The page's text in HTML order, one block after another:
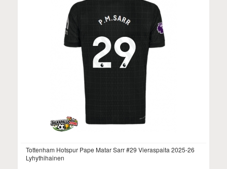
Tottenham Hotspur Pape Matar Sarr #29 Vieraspaita 2025-26
Lyhythihainen